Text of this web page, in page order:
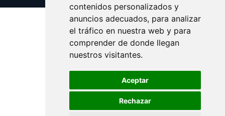
contenidos personalizados y
anuncios adecuados, para analizar
el tráfico en nuestra web y para
comprender de donde llegan
nuestros visitantes.
Aceptar
Rechazar